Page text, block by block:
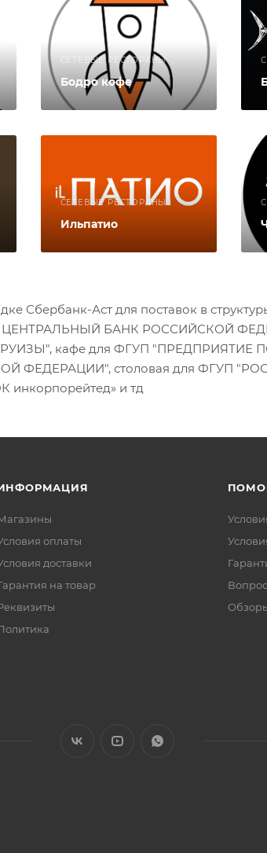
СЕТЕВЫЕ РЕСТОРАНЫ
Бодро кофе
СЕТЕВЫЕ РЕСТОРАНЫ
Ильпатио
Сбербанк-Аст для поставок в
ЦЕНТРАЛЬНЫЙ БАНК РОССИЙСКОЙ
кафе для ФГУП
ФЕДЕРАЦИИ", столовая для ФГУП
и тд
оплаты
доставки
на товар